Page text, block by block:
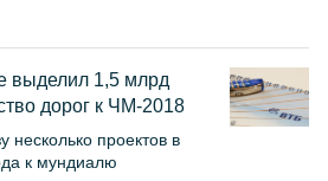
выделил 1,5 млрд
дорог к ЧМ-2018
несколько проектов в
к мундиалю